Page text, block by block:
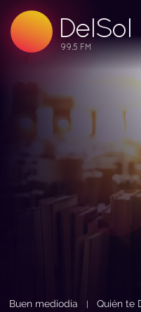
DelSol
99.5 FM
99.5 FM
99.5 FM
Buen mediodía |Quién te